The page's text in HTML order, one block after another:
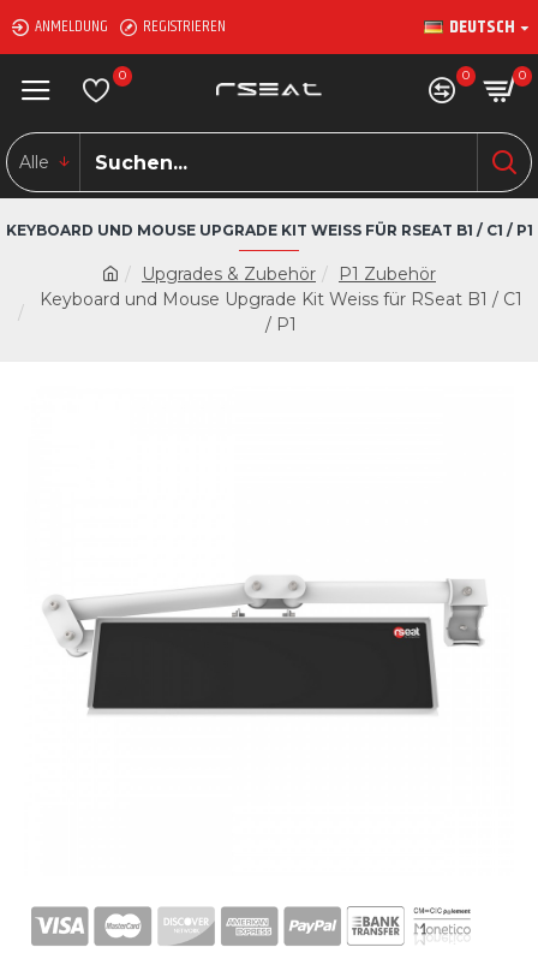
ANMELDUNG REGISTRIEREN DEUTSCH
0 0 0
Alle
Upgrades & Zubehör
P1 Zubehör
Keyboard und Mouse Upgrade Kit Weiss für RSeat B1 / C1
/ P1
KEYBOARD UND MOUSE UPGRADE KIT WEISS FÜR RSEAT B1 / C1 / P1